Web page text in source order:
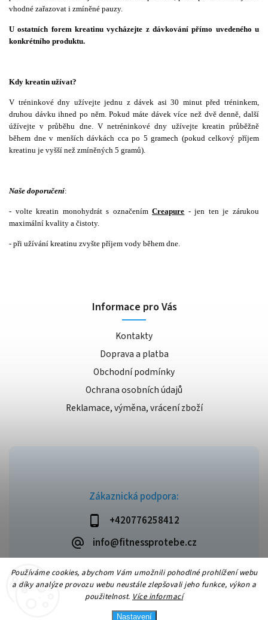
Používáme cookies, abychom Vám umožnili pohodlné prohlížení webu
a díky analýze provozu webu neustále zlepšovali jeho funkce, výkon a
použitelnost. Více informací
Nastavení
vhodné zařazovat i zmíněné pauzy.
U ostatních forem kreatinu vycházejte z dávkování přímo uvedeného u
konkrétního produktu.
Kdy kreatin užívat?
V tréninkové dny užívejte jednu z dávek asi 30 minut před tréninkem,
druhou dávku ihned po něm. Pokud máte dávek více než dvě denně, další
úžívejte v průběhu dne. V netréninkové dny užívejte kreatin průběžně
během dne v menších dávkách cca po 5 gramech (pokud celkový příjem
kreatinu je vyšší než zmíněných 5 gramů).
Naše doporučení:
- volte kreatin monohydrát s označenímCreapure - jen ten je zárukou
maximální kvality a čistoty.
- při užívání kreatinu zvyšte příjem vody během dne.
Zákaznická podpora:
+420776258412
info@fitnessprotebe.cz
Informace pro Vás
Kontakty
Doprava a platba
Obchodní podmínky
Ochrana osobních údajů
Reklamace, výměna, vrácení zboží
Copyright 2026Fitnessprotebe.cz. Všechna práva vyhrazena.
VytvořilShoptet| Design